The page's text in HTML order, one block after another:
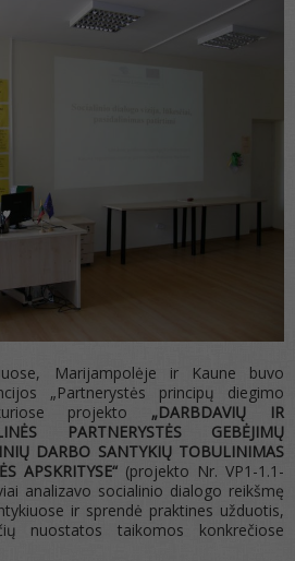
Marijampolėje ir Kaune buvo
„Partnerystės principų diegimo
projekto „DARBDAVIŲ IR
PARTNERYSTĖS GEBĖJIMŲ
DARBO SANTYKIŲ TOBULINIMAS
APSKRITYSE“ (projekto Nr. VP1-1.1-
analizavo socialinio dialogo reikšmę
ir sprendė praktines užduotis,
nuostatos taikomos konkrečiose